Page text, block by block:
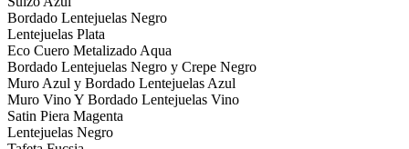
Bordado Lentejuelas Negro
Lentejuelas Plata
Eco Cuero Metalizado Aqua
Bordado Lentejuelas Negro y Crepe Negro
Muro Azul y Bordado Lentejuelas Azul
Muro Vino Y Bordado Lentejuelas Vino
Satin Piera Magenta
Lentejuelas Negro